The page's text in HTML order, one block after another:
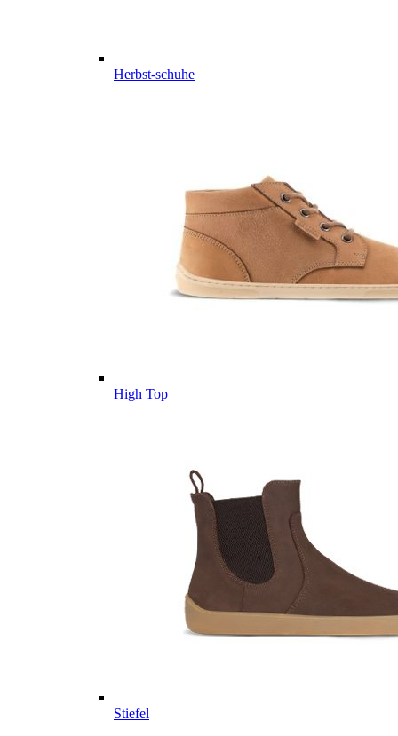
Herbst-schuhe
High Top
Stiefel